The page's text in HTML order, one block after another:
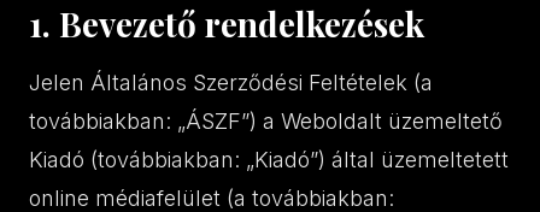
1. Bevezető rendelkezések
Jelen Általános Szerződési Feltételek (a
továbbiakban: „ÁSZF”) a Weboldalt üzemeltető
Kiadó (továbbiakban: „Kiadó”) által üzemeltetett
online médiafelület (a továbbiakban: